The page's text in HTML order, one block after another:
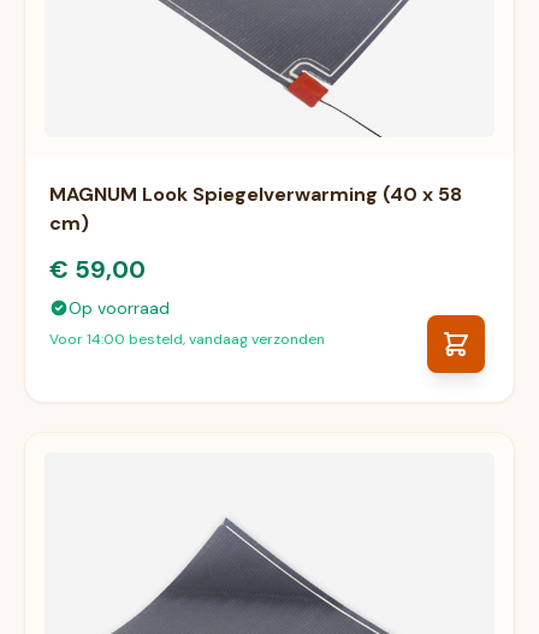
MAGNUM Look Spiegelverwarming (40 x 58
cm)
€ 59,00
Op voorraad
Voor 14:00 besteld, vandaag verzonden